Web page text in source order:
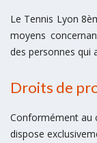
Le Tennis Lyon
moyens
des personnes qui
Droits de
Conformément au
dispose